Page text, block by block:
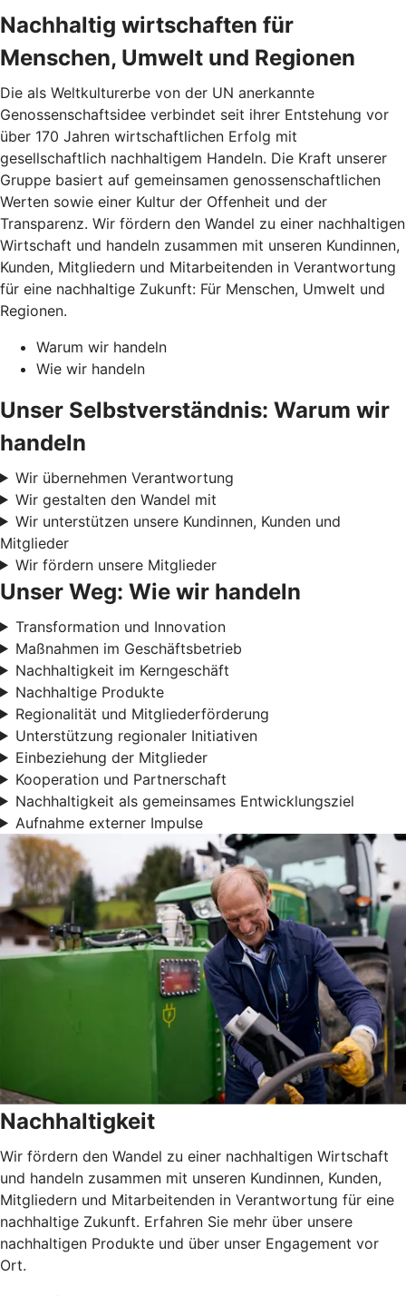
Nachhaltig wirtschaften für
Menschen, Umwelt und Regionen
Die als Weltkulturerbe von der UN anerkannte
Genossenschaftsidee verbindet seit ihrer Entstehung vor
über 170 Jahren wirtschaftlichen Erfolg mit
gesellschaftlich nachhaltigem Handeln. Die Kraft unserer
Gruppe basiert auf gemeinsamen genossenschaftlichen
Werten sowie einer Kultur der Offenheit und der
Transparenz. Wir fördern den Wandel zu einer nachhaltigen
Wirtschaft und handeln zusammen mit unseren Kundinnen,
Kunden, Mitgliedern und Mitarbeitenden in Verantwortung
für eine nachhaltige Zukunft: Für Menschen, Umwelt und
Regionen.
Warum wir handeln
Wie wir handeln
Unser Selbstverständnis: Warum wir
handeln
Wir übernehmen Verantwortung
Wir gestalten den Wandel mit
Wir unterstützen unsere Kundinnen, Kunden und
Mitglieder
Wir fördern unsere Mitglieder
Unser Weg: Wie wir handeln
Transformation und Innovation
Maßnahmen im Geschäftsbetrieb
Nachhaltigkeit im Kerngeschäft
Nachhaltige Produkte
Regionalität und Mitgliederförderung
Unterstützung regionaler Initiativen
Einbeziehung der Mitglieder
Kooperation und Partnerschaft
Nachhaltigkeit als gemeinsames Entwicklungsziel
Aufnahme externer Impulse
Nachhaltigkeit
Wir fördern den Wandel zu einer nachhaltigen Wirtschaft
und handeln zusammen mit unseren Kundinnen, Kunden,
Mitgliedern und Mitarbeitenden in Verantwortung für eine
nachhaltige Zukunft. Erfahren Sie mehr über unsere
nachhaltigen Produkte und über unser Engagement vor
Ort.